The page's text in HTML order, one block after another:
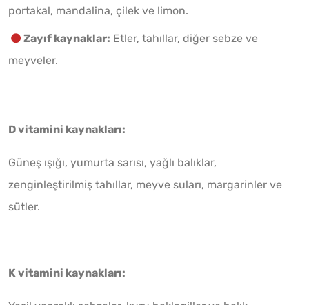
portakal, mandalina, çilek ve limon.
Zayıf kaynaklar: Etler, tahıllar, diğer sebze ve
meyveler.
D vitamini kaynakları:
Güneş ışığı, yumurta sarısı, yağlı balıklar,
zenginleştirilmiş tahıllar, meyve suları, margarinler ve
sütler.
K vitamini kaynakları: